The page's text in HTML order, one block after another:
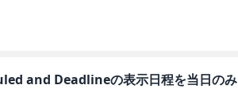
and Deadlineの表示日程を当日のみ